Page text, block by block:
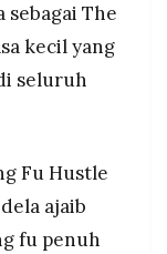
The
kecil yang
seluruh
Fu Hustle
ajaib
fu penuh